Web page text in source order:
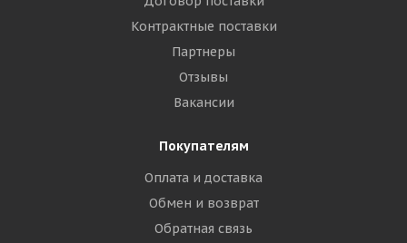
Контрактные поставки
Партнеры
Отзывы
Вакансии
Покупателям
Оплата и доставка
Обмен и возврат
Обратная связь